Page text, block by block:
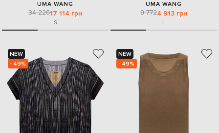
UMA WANG
34 22617 114 грн
S
UMA WANG
9 7724 913 грн
L
NEW
- 49%
NEW
- 49%